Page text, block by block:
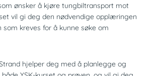
ønsker å kjøre tungbiltransport mot
vil gi deg den nødvendige opplæringen
kreves for å kunne søke om
hjelper deg med å planlegge og